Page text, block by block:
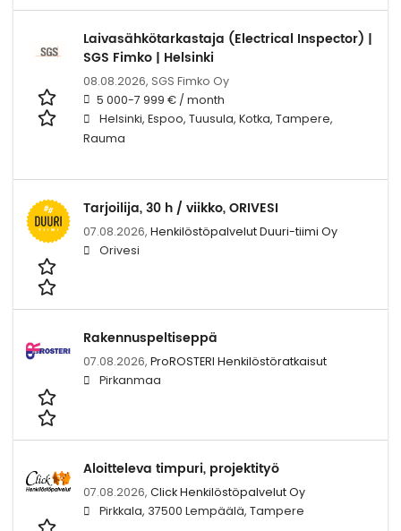
Laivasähkötarkastaja (Electrical Inspector) |
SGS Fimko | Helsinki
08.08.2026, SGS Fimko Oy
5 000-7 999 € / month
Helsinki, Espoo, Tuusula, Kotka, Tampere,
Rauma
Tarjoilija, 30 h / viikko, ORIVESI
07.08.2026, Henkilöstöpalvelut Duuri-tiimi Oy
Orivesi
Rakennuspeltiseppä
07.08.2026, ProROSTERI Henkilöstöratkaisut
Pirkanmaa
Aloitteleva timpuri, projektityö
07.08.2026, Click Henkilöstöpalvelut Oy
Pirkkala, 37500 Lempäälä, Tampere